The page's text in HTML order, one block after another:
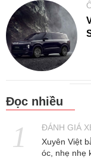
Đọc nhiều
ĐÁNH GIÁ
Xuyên Việt
óc, nhẹ nhẹ